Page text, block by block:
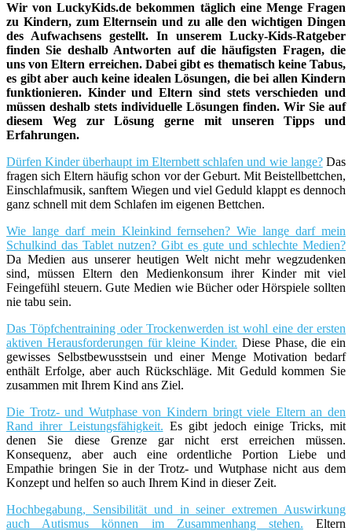
Wir von LuckyKids.de bekommen täglich eine Menge Fragen
zu Kindern, zum Elternsein und zu alle den wichtigen Dingen
des Aufwachsens gestellt. In unserem Lucky-Kids-Ratgeber
finden Sie deshalb Antworten auf die häufigsten Fragen, die
uns von Eltern erreichen. Dabei gibt es thematisch keine Tabus,
es gibt aber auch keine idealen Lösungen, die bei allen Kindern
funktionieren. Kinder und Eltern sind stets verschieden und
müssen deshalb stets individuelle Lösungen finden. Wir Sie auf
diesem Weg zur Lösung gerne mit unseren Tipps und
Erfahrungen.
Dürfen Kinder überhaupt im Elternbett schlafen und wie lange?Das
fragen sich Eltern häufig schon vor der Geburt. Mit Beistellbettchen,
Einschlafmusik, sanftem Wiegen und viel Geduld klappt es dennoch
ganz schnell mit dem Schlafen im eigenen Bettchen.
Wie lange darf mein Kleinkind fernsehen? Wie lange darf mein
Schulkind das Tablet nutzen? Gibt es gute und schlechte Medien?
Da Medien aus unserer heutigen Welt nicht mehr wegzudenken
sind, müssen Eltern den Medienkonsum ihrer Kinder mit viel
Feingefühl steuern. Gute Medien wie Bücher oder Hörspiele sollten
nie tabu sein.
Das Töpfchentraining oder Trockenwerden ist wohl eine der ersten
aktiven Herausforderungen für kleine Kinder. Diese Phase, die ein
gewisses Selbstbewusstsein und einer Menge Motivation bedarf
enthält Erfolge, aber auch Rückschläge. Mit Geduld kommen Sie
zusammen mit Ihrem Kind ans Ziel.
Die Trotz- und Wutphase von Kindern bringt viele Eltern an den
Rand ihrer Leistungsfähigkeit. Es gibt jedoch einige Tricks, mit
denen Sie diese Grenze gar nicht erst erreichen müssen.
Konsequenz, aber auch eine ordentliche Portion Liebe und
Empathie bringen Sie in der Trotz- und Wutphase nicht aus dem
Konzept und helfen so auch Ihrem Kind in dieser Zeit.
Hochbegabung, Sensibilität und in seiner extremen Auswirkung
auch Autismus können im Zusammenhang stehen. Eltern